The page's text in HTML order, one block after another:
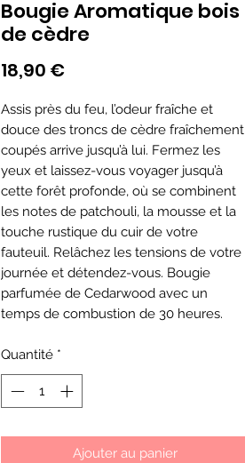
Bougie Aromatique bois
de cèdre
18,90 €Prix
Assis près du feu, l’odeur fraîche et
douce des troncs de cèdre fraîchement
coupés arrive jusqu’à lui. Fermez les
yeux et laissez-vous voyager jusqu’à
cette forêt profonde, où se combinent
les notes de patchouli, la mousse et la
touche rustique du cuir de votre
fauteuil. Relâchez les tensions de votre
journée et détendez-vous. Bougie
parfumée de Cedarwood avec un
temps de combustion de 30 heures.
Quantité *
Ajouter au panier